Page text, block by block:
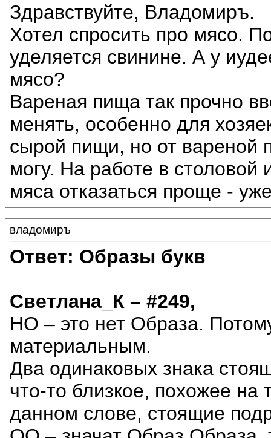
Здравствуйте, Владомиръ.
Хотел спросить про мясо.
уделяется свинине. А у
мясо?
Вареная пища так прочно
менять, особенно для
сырой пищи, но от вареной
могу. На работе в столовой
мяса отказаться проще -
владомиръ
Ответ: Образы букв
Светлана_К – #249,
НО – это нет Образа.
материальным.
Два одинаковых знака
что-то близкое, похожее на
данном слове, стоящие